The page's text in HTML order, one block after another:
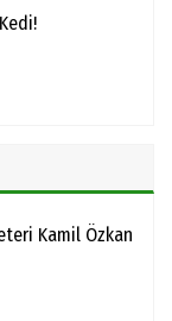
Kamil Özkan